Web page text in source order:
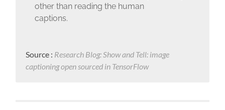
other than reading the human
captions.
Source : Research Blog: Show and Tell: image
captioning open sourced in TensorFlow